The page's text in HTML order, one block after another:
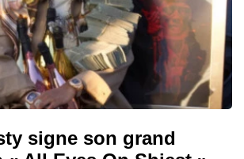
signe son grand